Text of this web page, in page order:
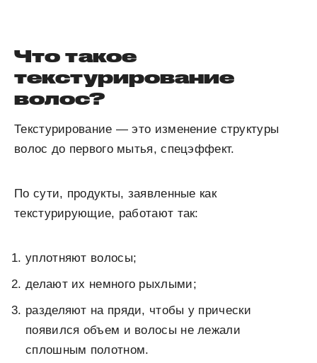
Что такое
текстурирование
волос?
Текстурирование — это изменение структуры
волос до первого мытья, спецэффект.
По сути, продукты, заявленные как
текстурирующие, работают так:
уплотняют волосы;
делают их немного рыхлыми;
разделяют на пряди, чтобы у прически
появился объем и волосы не лежали
сплошным полотном.